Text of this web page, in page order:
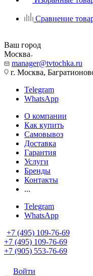
Сравнение
Ваш город
Москва
manager@tvtochka.ru
г. Москва,
Telegram
WhatsApp
О компании
Как купить
Самовывоз
Доставка
Гарантия
Услуги
Бренды
Контакты
...
Telegram
WhatsApp
+7 (495) 109-76-69
+7 (495) 109-76-69
+7 (905) 553-76-69
Войти